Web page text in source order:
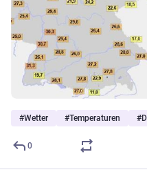
#Wetter #Temperaturen #
0